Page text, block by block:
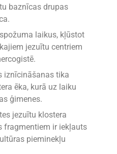
baznīcas drupas
laikus, kļūstot
jezuītu centriem
iznīcināšanas tika
ēka, kurā uz laiku
ģimenes.
jezuītu klostera
fragmentiem ir iekļauts
pieminekļu